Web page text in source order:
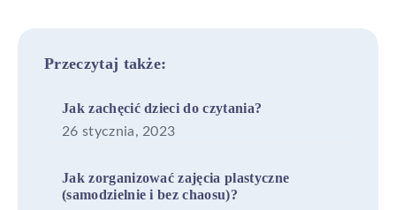
Primary
Sidebar
Przeczytaj także:
Jak zachęcić dzieci do czytania?
26 stycznia, 2023
Jak zorganizować zajęcia plastyczne
(samodzielnie i bez chaosu)?